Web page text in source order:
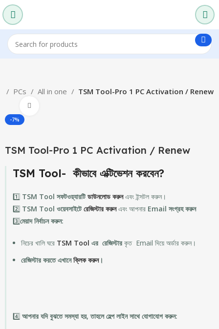
PCs All in one TSM Tool-Pro 1 PC Activation / Renew
-7%
TSM Tool-Pro 1 PC Activation / Renew
TSM Tool- কীভাবে এক্টিভেশন করবেন?
1️⃣ TSM Tool সফটওয়্যারটিডাউনলোড করুনএবং ইন্সটল করুন।
2️⃣ TSM Tool ওয়েবসাইটেরেজিস্টার করুনএবং আপনার Email সংগ্রহ করুন
3️⃣মেয়াদ নির্বাচন করুন:
নিচের খালি ঘরে TSM Tool এর রেজিস্টার কৃত Email দিয়ে অর্ডার করুন।
রেজিস্টার করতে এখানেক্লিক করুন।
4️⃣আপনার যদি বুঝতে সমস্যা হয়, তাহলে হেল্প লাইন সাথে যোগাযোগ করুন: